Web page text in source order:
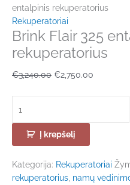
entalpinis rekuperatorius
Rekuperatoriai
Brink Flair 325
rekuperatorius
€3,240.00 €2,750.00
Į krepšelį
Kategorija: Rekuperatoriai
rekuperatorius namų